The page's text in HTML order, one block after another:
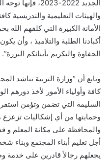
الجديد 2022-
والهيئات التعليمية والتدريسية
الأمانة الكبيرة التي كلفهم الله
أكبادنا الطلبة والتلاميذ ، وأن
الحفاوة والتكريم بأبنائكم البررة”.
وتابع أن “وزارة التربية تناشد
كافة وأولياء الأمور لأخذ دورهم
السليمة التي تضمن وتؤمن
وحمايتها من أي إشكاليات تزعزع
والمحافظة على مكانة المعلم و
أجل تعليم أبناء المجتمع وبناء
يجعلهم رجالاً قادرين على خدمة